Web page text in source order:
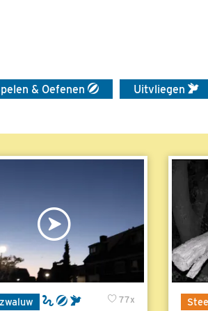
& Oefenen Uitvliegen
77x